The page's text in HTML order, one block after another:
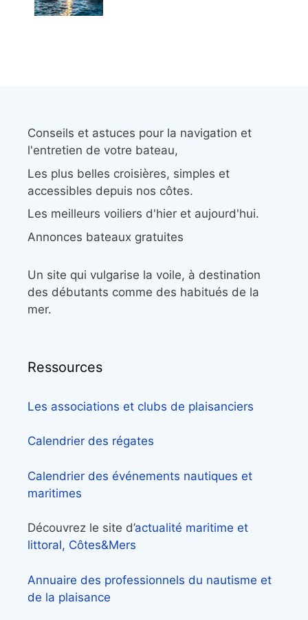
Conseils et astuces pour la navigation et
l'entretien de votre bateau,
Les plus belles croisières, simples et
accessibles depuis nos côtes.
Les meilleurs voiliers d'hier et aujourd'hui.
Annonces bateaux gratuites
Un site qui vulgarise la voile, à destination
des débutants comme des habitués de la
mer.
Ressources
Les associations et clubs de plaisanciers
Calendrier des régates
Calendrier des événements nautiques et
maritimes
Découvrez le site d’actualité maritime et
littoral, Côtes&Mers
Annuaire des professionnels du nautisme et
de la plaisance